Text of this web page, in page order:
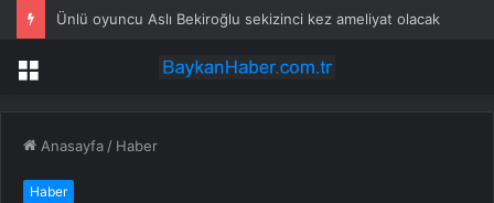
Ünlü oyuncu Aslı Bekiroğlu sekizinci kez ameliyat olacak
Menü
Anasayfa / Haber
Haber